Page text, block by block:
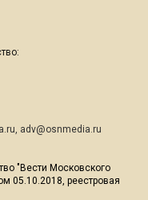
, adv@osnmedia.ru
"Вести Московского
05.10.2018, реестровая